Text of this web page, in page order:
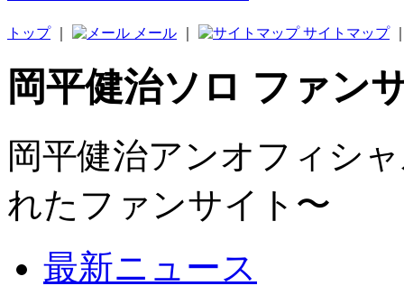
トップ｜ メール サイトマップ
岡平健治ソロ ファン
岡平健治アンオフィシ
れたファンサイト〜
最新ニュース